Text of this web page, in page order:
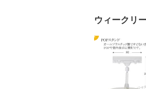
ウィークリ
1